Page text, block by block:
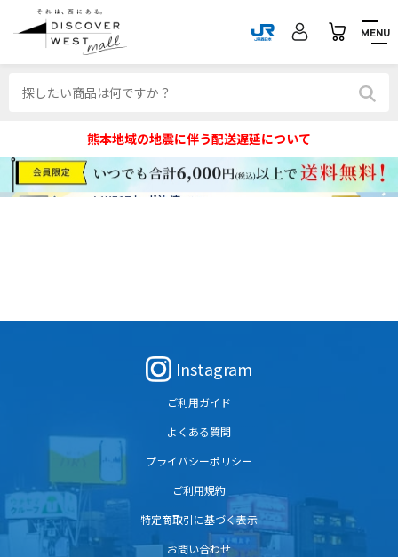
MENU
熊本地域の地震に伴う配送遅延について
Instagram
ご利用ガイド
よくある質問
プライバシーポリシー
ご利用規約
特定商取引に基づく表示
お問い合わせ